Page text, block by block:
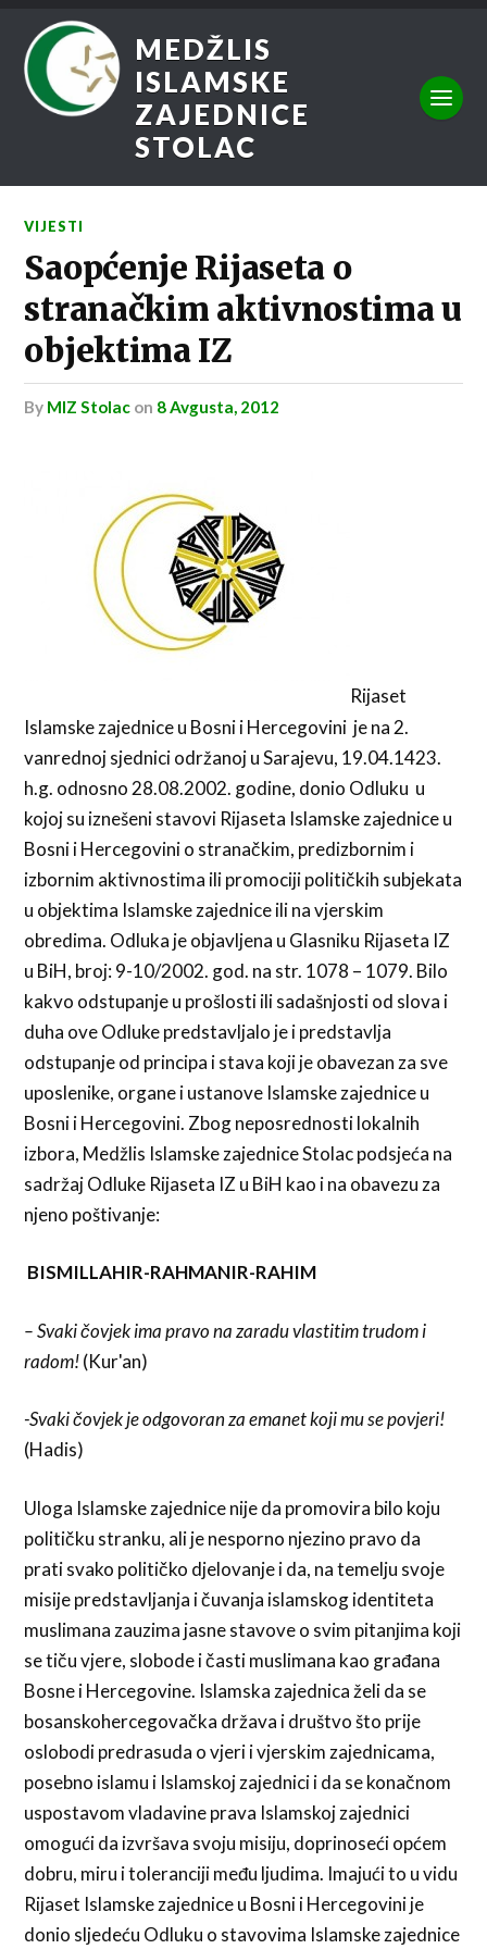
MEDŽLIS
ISLAMSKE
ZAJEDNICE
STOLAC
VIJESTI
Saopćenje Rijaseta o
stranačkim aktivnostima u
objektima IZ
by MIZ Stolac on 8 Avgusta, 2012
Rijaset
Islamske zajednice u Bosni i Hercegovini je na 2.
vanrednoj sjednici održanoj u Sarajevu, 19.04.1423.
h.g. odnosno 28.08.2002. godine, donio Odluku u
kojoj su iznešeni stavovi Rijaseta Islamske zajednice u
Bosni i Hercegovini o stranačkim, predizbornim i
izbornim aktivnostima ili promociji političkih subjekata
u objektima Islamske zajednice ili na vjerskim
obredima. Odluka je objavljena u Glasniku Rijaseta IZ
u BiH, broj: 9-10/2002. god. na str. 1078 ­– 1079. Bilo
kakvo odstupanje u prošlosti ili sadašnjosti od slova i
duha ove Odluke predstavljalo je i predstavlja
odstupanje od principa i stava koji je obavezan za sve
uposlenike, organe i ustanove Islamske zajednice u
Bosni i Hercegovini. Zbog neposrednosti lokalnih
izbora, Medžlis Islamske zajednice Stolac podsjeća na
sadržaj Odluke Rijaseta IZ u BiH kao i na obavezu za
njeno poštivanje:
BISMILLAHIR-RAHMANIR-RAHIM
– Svaki čovjek ima pravo na zaradu vlastitim trudom i
radom!(Kur'an)
-Svaki čovjek je odgovoran za emanet koji mu se povjeri!
(Hadis)
Uloga Islamske zajednice nije da promovira bilo koju
političku stranku, ali je nesporno njezino pravo da
prati svako političko djelovanje i da, na temelju svoje
misije predstavljanja i čuvanja islamskog identiteta
muslimana zauzima jasne stavove o svim pitanjima koji
se tiču vjere, slobode i časti muslimana kao građana
Bosne i Hercegovine. Islamska zajednica želi da se
bosanskohercegovačka država i društvo što prije
oslobodi predrasuda o vjeri i vjerskim zajednicama,
posebno islamu i Islamskoj zajednici i da se konačnom
uspostavom vladavine prava Islamskoj zajednici
omogući da izvršava svoju misiju, doprinoseći općem
dobru, miru i toleranciji među ljudima. Imajući to u vidu
Rijaset Islamske zajednice u Bosni i Hercegovini je
donio sljedeću Odluku o stavovima Islamske zajednice